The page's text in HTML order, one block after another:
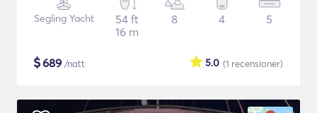
Segling Yacht
54 ft
16 m
8 4 5
$689 /natt (1 recensioner)
5.0